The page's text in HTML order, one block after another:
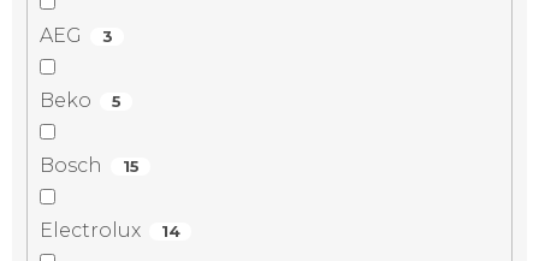
AEG 3
Beko 5
Bosch 15
Electrolux 14